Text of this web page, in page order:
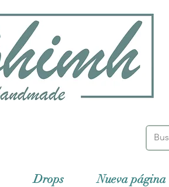
Drops Nueva página